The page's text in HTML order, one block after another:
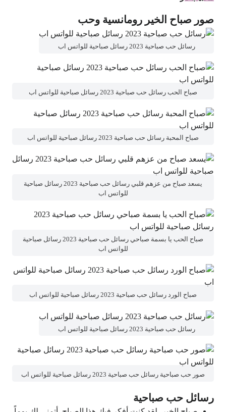
صور صباح الخير رومانسية وحب
رسائل حب صباحية 2023 رسائل صباحية للواتس اب
صباح الحب رسائل حب صباحية 2023 رسائل صباحية للواتس اب
صباح المحبة رسائل حب صباحية 2023 رسائل صباحية للواتس اب
يسعد صباح من عزهم قلبي رسائل حب صباحية 2023 رسائل صباحية
للواتس اب
صباح الحب يا بسمة صباحي رسائل حب صباحية 2023 رسائل صباحية
للواتس اب
صباح الورد رسائل حب صباحية 2023 رسائل صباحية للواتس اب
رسائل حب صباحية 2023 رسائل صباحية للواتس اب
صور حب صباحية رسائل حب صباحية 2023 رسائل صباحية للواتس اب
رسائل حب صباحية